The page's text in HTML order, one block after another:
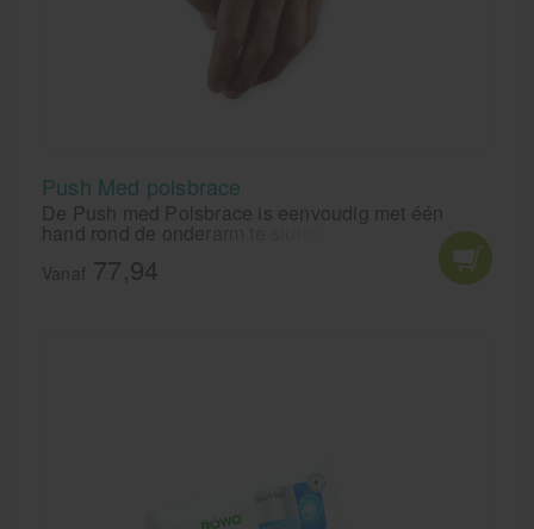
Push Med polsbrace
De Push med Polsbrace is eenvoudig met één
hand rond de onderarm te sluiten.
Vanaf 77,94